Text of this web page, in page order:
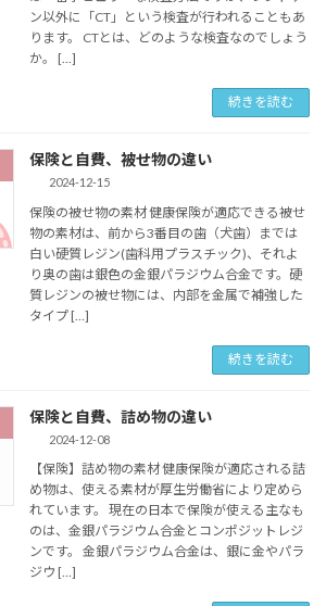
ン以外に「CT」という検査が行われることもあ
ります。 CTとは、どのような検査なのでしょう
か。 […]
続きを読む
保険と自費、被せ物の違い
2024-12-15
保険の被せ物の素材 健康保険が適応できる被せ
物の素材は、前から3番目の歯（犬歯）までは
白い硬質レジン(歯科用プラスチック)、それよ
り奥の歯は銀色の金銀パラジウム合金です。硬
質レジンの被せ物には、内部を金属で補強した
タイプ […]
続きを読む
保険と自費、詰め物の違い
2024-12-08
【保険】詰め物の素材 健康保険が適応される詰
め物は、使える素材が厚生労働省により定めら
れています。 現在の日本で保険が使える主なも
のは、金銀パラジウム合金とコンポジットレジ
ンです。 金銀パラジウム合金は、銀に金やパラ
ジウ […]